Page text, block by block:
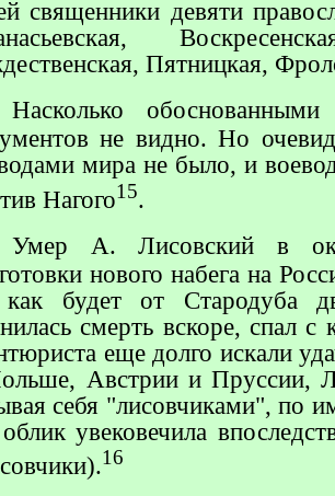
священники девяти
Пятницкая,
Насколько
не видно. Но
мира не было, и
Нагого15.
Умер А. Лисовский в
нового набега на
будет от Стародуба
смерть вскоре, спал
еще долго искали
Австрии и Пруссии,
себя "лисовчиками", по
увековечила
16